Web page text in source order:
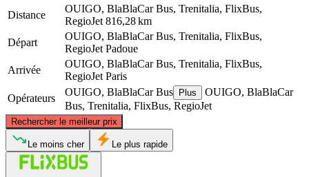
Distance
OUIGO, BlaBlaCar Bus, Trenitalia, FlixBus,
RegioJet 816,28 km
Départ
OUIGO, BlaBlaCar Bus, Trenitalia, FlixBus,
RegioJet Padoue
Arrivée
OUIGO, BlaBlaCar Bus, Trenitalia, FlixBus,
RegioJet Paris
Opérateurs
OUIGO, BlaBlaCar Bus Plus
OUIGO, BlaBlaCar
Bus, Trenitalia, FlixBus, RegioJet
Rechercher le meilleur prix
Paris
©CARTO, ©OpenStreetMap
Le moins cher Le plus rapide